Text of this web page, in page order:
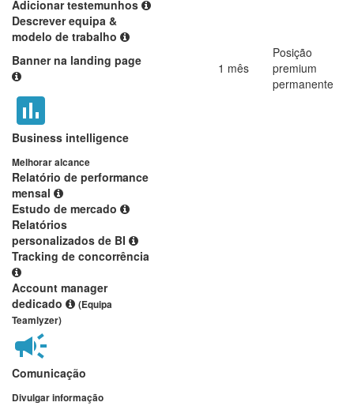
Adicionar testemunhos
Descrever equipa &
modelo de trabalho
Banner na landing page
1 mês
Posição
premium
permanente
Business intelligence
Melhorar alcance
Relatório de performance
mensal
Estudo de mercado
Relatórios
personalizados de BI
Tracking de concorrência
Account manager
dedicado
(Equipa
Teamlyzer)
Comunicação
Divulgar informação